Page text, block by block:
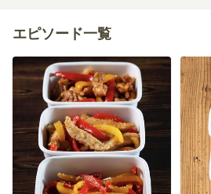
エピソード一覧